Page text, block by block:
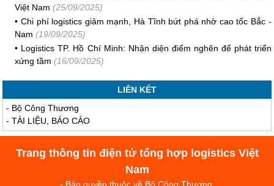
Việt Nam (25/09/2025)
•Chi phí logistics giảm mạnh, Hà Tĩnh bứt phá nhờ cao tốc Bắc -
Nam (19/09/2025)
• Logistics TP. Hồ Chí Minh: Nhận diện điểm nghẽn để phát triển
xứng tầm (16/09/2025)
LIÊN KẾT
- Bộ Công Thương
-TÀI LIỆU, BÁO CÁO
Trang thông tin điện tử tổng hợp logistics Việt
Nam
- Bản quyền thuộc về Bộ Công Thương.